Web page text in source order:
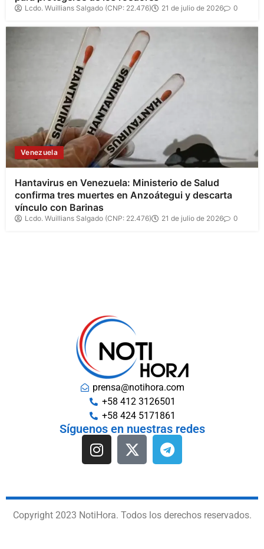
Lcdo. Wuillians Salgado (CNP: 22.476) 21 de julio de 2026 0
Venezuela
Hantavirus en Venezuela: Ministerio de Salud
confirma tres muertes en Anzoátegui y descarta
vínculo con Barinas
Lcdo. Wuillians Salgado (CNP: 22.476) 21 de julio de 2026 0
prensa@notihora.com
+58 412 3126501
+58 424 5171861
Síguenos en nuestras redes
Copyright 2023 NotiHora. Todos los derechos reservados.